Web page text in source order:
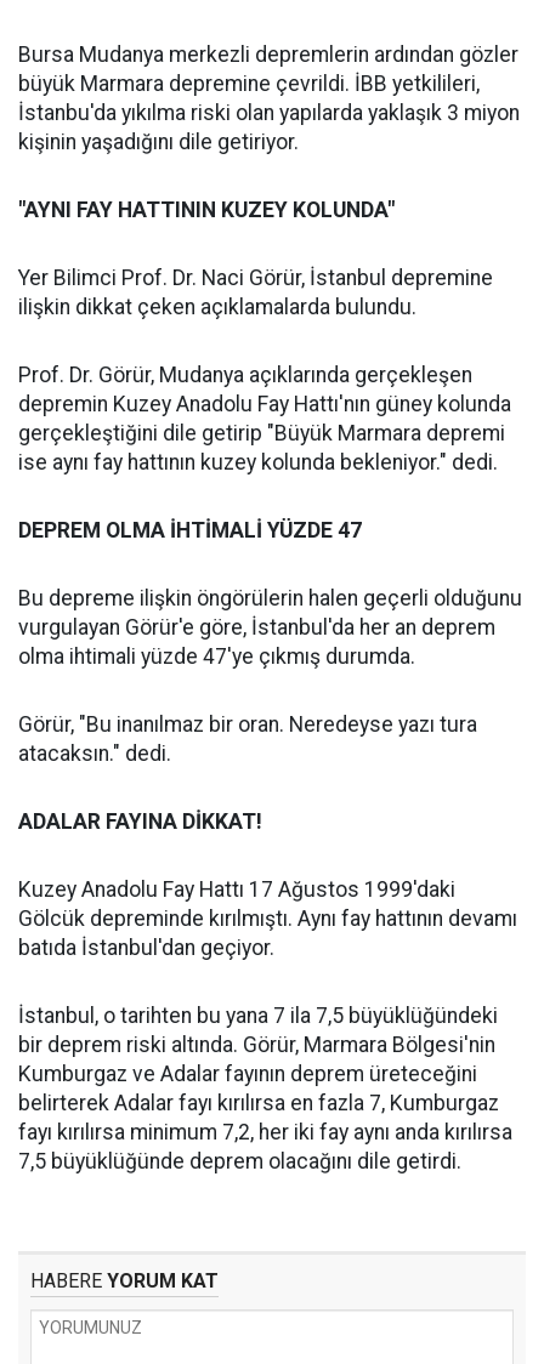
Bursa Mudanya merkezli depremlerin ardından gözler
büyük Marmara depremine çevrildi. İBB yetkilileri,
İstanbu'da yıkılma riski olan yapılarda yaklaşık 3 miyon
kişinin yaşadığını dile getiriyor.
"AYNI FAY HATTININ KUZEY KOLUNDA"
Yer Bilimci Prof. Dr. Naci Görür, İstanbul depremine
ilişkin dikkat çeken açıklamalarda bulundu.
Prof. Dr. Görür, Mudanya açıklarında gerçekleşen
depremin Kuzey Anadolu Fay Hattı'nın güney kolunda
gerçekleştiğini dile getirip "Büyük Marmara depremi
ise aynı fay hattının kuzey kolunda bekleniyor." dedi.
DEPREM OLMA İHTİMALİ YÜZDE 47
Bu depreme ilişkin öngörülerin halen geçerli olduğunu
vurgulayan Görür'e göre, İstanbul'da her an deprem
olma ihtimali yüzde 47'ye çıkmış durumda.
Görür, "Bu inanılmaz bir oran. Neredeyse yazı tura
atacaksın." dedi.
ADALAR FAYINA DİKKAT!
Kuzey Anadolu Fay Hattı 17 Ağustos 1999'daki
Gölcük depreminde kırılmıştı. Aynı fay hattının devamı
batıda İstanbul'dan geçiyor.
İstanbul, o tarihten bu yana 7 ila 7,5 büyüklüğündeki
bir deprem riski altında. Görür, Marmara Bölgesi'nin
Kumburgaz ve Adalar fayının deprem üreteceğini
belirterek Adalar fayı kırılırsa en fazla 7, Kumburgaz
fayı kırılırsa minimum 7,2, her iki fay aynı anda kırılırsa
7,5 büyüklüğünde deprem olacağını dile getirdi.
HABERE YORUM KAT